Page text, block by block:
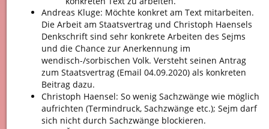
Andreas Kluge: Möchte konkret am Text mitarbeiten.
Die Arbeit am Staatsvertrag und Christoph Haensels
Denkschrift sind sehr konkrete Arbeiten des Sejms
und die Chance zur Anerkennung im
wendisch-/sorbischen Volk. Versteht seinen Antrag
zum Staatsvertrag (Email 04.09.2020) als konkreten
Beitrag dazu.
Christoph Haensel: So wenig Sachzwänge wie möglich
aufrichten (Termindruck, Sachzwänge etc.); Sejm darf
sich nicht durch Sachzwänge blockieren.